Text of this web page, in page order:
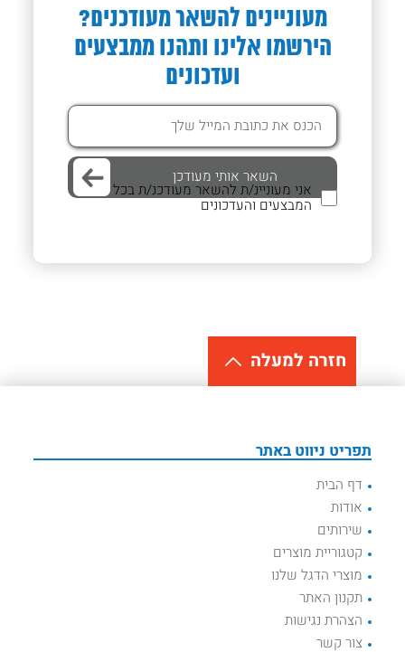
מעוניינים להשאר מעודכנים?
הירשמו אלינו ותהנו ממבצעים
ועדכונים
אני מעוניינ/ת להשאר מעודכנ/ת בכל
המבצעים והעדכונים
חזרה למעלה
תפריט ניווט באתר
דף הבית
אודות
שירותים
קטגוריית מוצרים
מוצרי הדגל שלנו
תקנון האתר
הצהרת נגישות
צור קשר